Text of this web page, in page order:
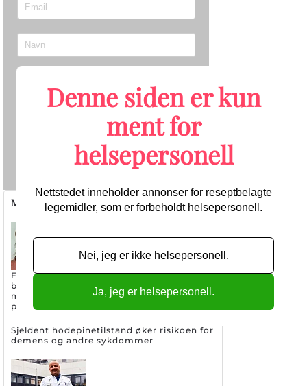
Send
Migrene/hodepine
Første randomiserte studien på
botulinumtoksin og CGRP mot kronisk
migrene starter opp: Kan bli
praksisendrende
Sjeldent hodepinetilstand øker risikoen for
demens og andre sykdommer
Denne siden er kun
ment for
helsepersonell
Nettstedet inneholder annonser for reseptbelagte
legemidler, som er forbeholdt helsepersonell.
Nei, jeg er ikke helsepersonell.
Ja, jeg er helsepersonell.